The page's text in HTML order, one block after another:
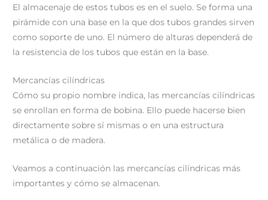
El almacenaje de estos tubos es en el suelo. Se forma una
pirámide con una base en la que dos tubos grandes sirven
como soporte de uno. El número de alturas dependerá de
la resistencia de los tubos que están en la base.
Mercancías cilíndricas
Cómo su propio nombre indica, las mercancías cilíndricas
se enrollan en forma de bobina. Ello puede hacerse bien
directamente sobre sí mismas o en una estructura
metálica o de madera.
Veamos a continuación las mercancías cilíndricas más
importantes y cómo se almacenan.